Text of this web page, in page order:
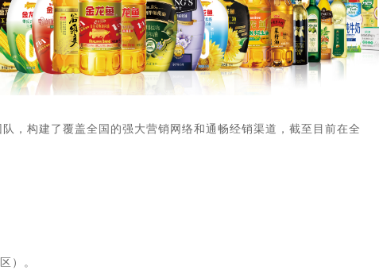
，构建了覆盖全国的强大营销网络和通畅经销渠道，截至目前在全
）。